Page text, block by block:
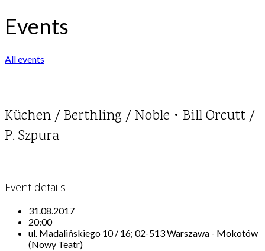
Events
All events
Küchen / Berthling / Noble • Bill Orcutt /
P. Szpura
Event details
31.08.2017
20:00
ul. Madalińskiego 10 / 16; 02-513 Warszawa - Mokotów
(Nowy Teatr)